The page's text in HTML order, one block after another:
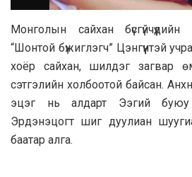
Монголын сайхан
“Шонтой бүжиглэгч” Цэнгүүнтэй
хоёр сайхан, шилдэг загвар
сэтгэлийн холбоотой байсан.
эцэг нь алдарт Ээгий буюу
Эрдэнэцогт шиг дуулиан
баатар алга.